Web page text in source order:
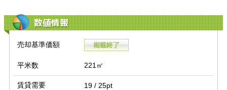
数値情報
売却基準価額
平米数 221㎡
賃貸需要 19 / 25pt